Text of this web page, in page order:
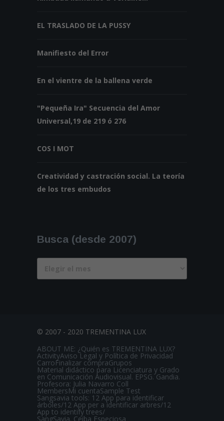
EL TRASLADO DE LA PUSSY
Manifiesto del Error
En el vientre de la ballena verde
"Pequeña Ira" Secuencia del Amor
Universal,19 de 219 ó 276
COS I MOT
Creatividad y castración social. La teoría
de los tres embudos
Busca (desde 2007)
(desde
© 2007 - 2020 TREMENTINA LUX
ABOUT ME: ¿Quién es TREMENTINA LUX?
ActivityAviso Legal y Política de Privacidad
CarroFinalizar compraGrupos
Material didáctico para Licenciatura y Grado
en Comunicación Audiovisual. EPSG. Gandia.
Profesora: Julia Navarro Coll
MembersMi cuentaSample Test
Sangsavia tools: 12 App para identificar
árboles/12 App per a identificar arbres/12
App to identify trees/
SangSavia. Ceiba Especiosa